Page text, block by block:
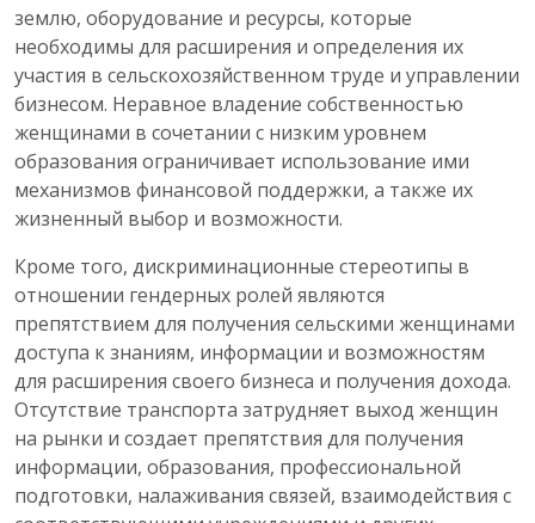
землю, оборудование и ресурсы, которые
необходимы для расширения и определения их
участия в сельскохозяйственном труде и управлении
бизнесом. Неравное владение собственностью
женщинами в сочетании с низким уровнем
образования ограничивает использование ими
механизмов финансовой поддержки, а также их
жизненный выбор и возможности.
Кроме того, дискриминационные стереотипы в
отношении гендерных ролей являются
препятствием для получения сельскими женщинами
доступа к знаниям, информации и возможностям
для расширения своего бизнеса и получения дохода.
Отсутствие транспорта затрудняет выход женщин
на рынки и создает препятствия для получения
информации, образования, профессиональной
подготовки, налаживания связей, взаимодействия с